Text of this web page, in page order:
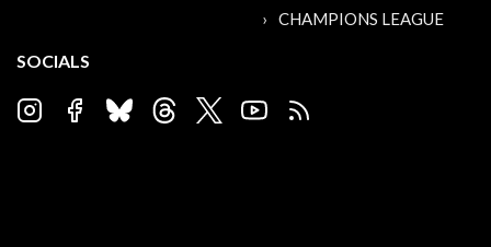
CHAMPIONS LEAGUE
SOCIALS